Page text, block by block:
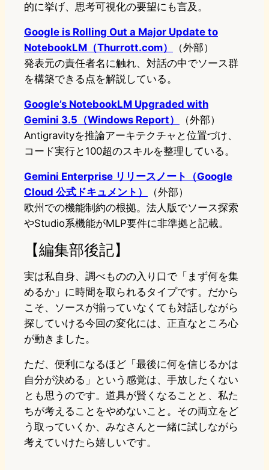
的に挙げ、思考可視化の要望にも言及。
Google is Rolling Out a Major Update to
NotebookLM（Thurrott.com）
（外部）
発表元の責任者名に触れ、対話の中でソース群
を構築できる点を解説している。
Google’s NotebookLM Upgraded with
Gemini 3.5（Windows Report）
（外部）
Antigravityを推論アーキテクチャと位置づけ、
コード実行と100超のスキルを整理している。
Gemini Enterprise リリースノート（Google
Cloud 公式ドキュメント）
（外部）
欧州での機能制約の根拠。法人版でソース探索
やStudio系機能がMLP要件に非準拠と記載。
【編集部後記】
実は私自身、調べものの入り口で「まず何を集
めるか」に時間を取られるタイプです。だから
こそ、ソースが揃っていなくても対話しながら
探していける今回の変化には、正直なところ心
が動きました。
ただ、便利になるほど「最後に何を信じるかは
自分が決める」という感覚は、手放したくない
とも思うのです。道具が賢くなることと、私た
ちが考えることをやめないこと。その両立をど
う取っていくか、みなさんと一緒に試しながら
考えていけたら嬉しいです。